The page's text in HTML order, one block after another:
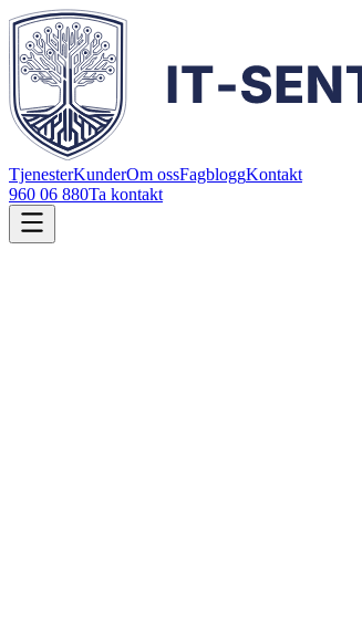
TjenesterKunderOm ossFagbloggKontakt
960 06 880Ta kontakt